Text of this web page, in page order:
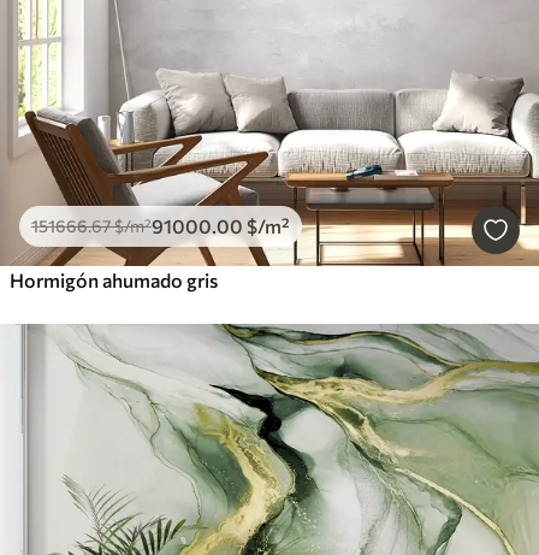
151666.67$/m²91000.00 $/m²
Hormigón ahumado gris